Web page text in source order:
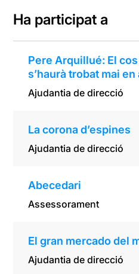
en aquest
lloc
Ha participat a
Pere Arquillué: El
s’haurà trobat mai
Ajudantia de direcció
La corona d’espines
Ajudantia de direcció
Abecedari
Assessorament
El gran mercado del
Ajudantia de direcció